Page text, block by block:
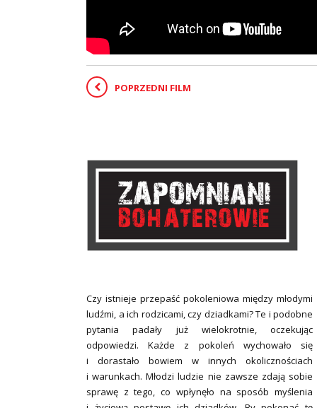
POPRZEDNI FILM
Czy istnieje przepaść pokoleniowa między młodymi
ludźmi, a ich rodzicami, czy dziadkami? Te i podobne
pytania padały już wielokrotnie, oczekując
odpowiedzi. Każde z pokoleń wychowało się
i dorastało bowiem w innych okolicznościach
i warunkach. Młodzi ludzie nie zawsze zdają sobie
sprawę z tego, co wpłynęło na sposób myślenia